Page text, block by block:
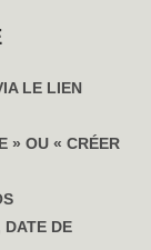
LE LIEN
» OU « CRÉER
DATE DE